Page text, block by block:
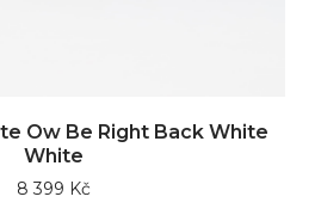
Ow Be Right Back White
White
8 399 Kč